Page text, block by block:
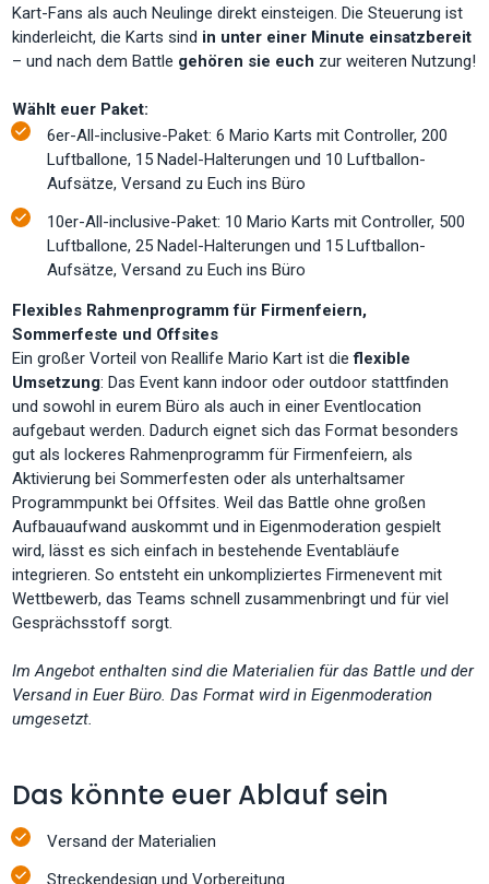
Kart-Fans als auch Neulinge direkt einsteigen. Die Steuerung ist
kinderleicht, die Karts sind in unter einer Minute einsatzbereit
– und nach dem Battle gehören sie euch zur weiteren Nutzung!
Wählt euer Paket:
6er-All-inclusive-Paket: 6 Mario Karts mit Controller, 200
Luftballone, 15 Nadel-Halterungen und 10 Luftballon-
Aufsätze, Versand zu Euch ins Büro
10er-All-inclusive-Paket: 10 Mario Karts mit Controller, 500
Luftballone, 25 Nadel-Halterungen und 15 Luftballon-
Aufsätze, Versand zu Euch ins Büro
Flexibles Rahmenprogramm für Firmenfeiern,
Sommerfeste und Offsites
Ein großer Vorteil von Reallife Mario Kart ist dieflexible
Umsetzung: Das Event kann indoor oder outdoor stattfinden
und sowohl in eurem Büro als auch in einer Eventlocation
aufgebaut werden. Dadurch eignet sich das Format besonders
gut als lockeres Rahmenprogramm für Firmenfeiern, als
Aktivierung bei Sommerfesten oder als unterhaltsamer
Programmpunkt bei Offsites. Weil das Battle ohne großen
Aufbauaufwand auskommt und in Eigenmoderation gespielt
wird, lässt es sich einfach in bestehende Eventabläufe
integrieren. So entsteht ein unkompliziertes Firmenevent mit
Wettbewerb, das Teams schnell zusammenbringt und für viel
Gesprächsstoff sorgt.
Im Angebot enthalten sind die Materialien für das Battle und der
Versand in Euer Büro. Das Format wird in Eigenmoderation
umgesetzt.
Das könnte euer Ablauf sein
Versand der Materialien
Streckendesign und Vorbereitung